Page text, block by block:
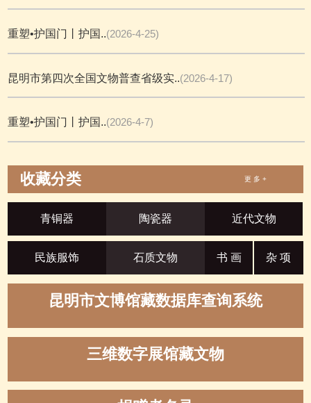
重塑•护国门丨护国..(2026-4-25)
昆明市第四次全国文物普查省级实..(2026-4-17)
重塑•护国门丨护国..(2026-4-7)
收藏分类 更 多 +
青铜器 陶瓷器 近代文物
民族服饰 石质文物 书 画 杂 项
昆明市文博馆藏数据库查询系统
三维数字展馆藏文物